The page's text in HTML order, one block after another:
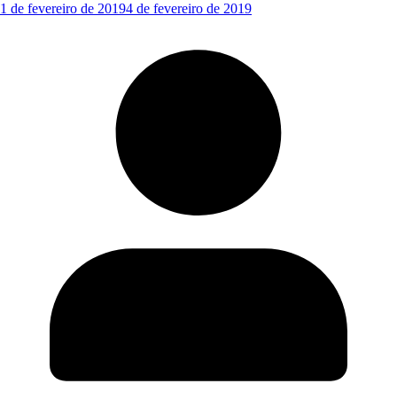
1 de fevereiro de 20194 de fevereiro de 2019